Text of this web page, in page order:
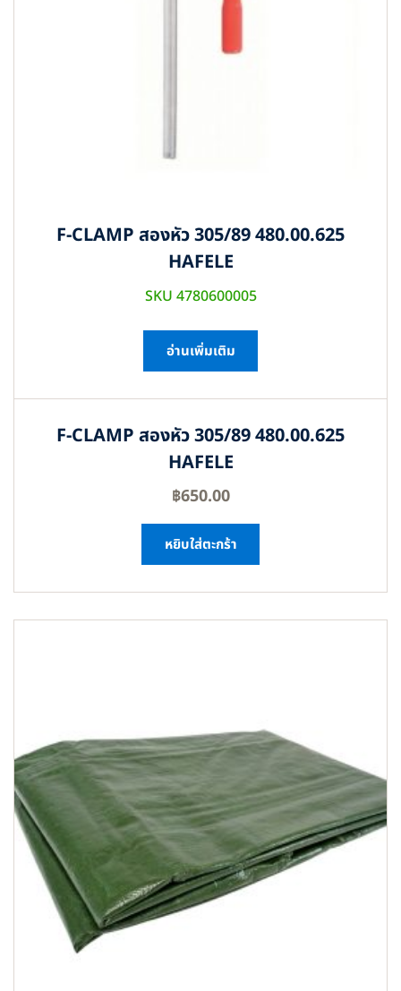
F-CLAMP สองหัว 305/89 480.00.625
HAFELE
SKU 4780600005
อ่านเพิ่มเติม
F-CLAMP สองหัว 305/89 480.00.625
HAFELE
฿650.00
หยิบใส่ตะกร้า